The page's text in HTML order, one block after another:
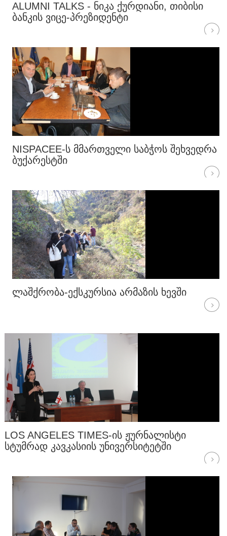
ALUMNI TALKS - ᲜᲘᲙᲐ ᲥᲣᲠᲓᲘᲐᲜᲘ, ᲗᲘᲑᲘᲡᲘ
ᲑᲐᲜᲙᲘᲡ ᲕᲘᲪᲔ-ᲞᲠᲔᲖᲘᲓᲔᲜᲢᲘ
NISPACEE-Ს ᲛᲛᲐᲠᲗᲕᲔᲚᲘ ᲡᲐᲑᲭᲝᲡ ᲨᲔᲮᲕᲔᲓᲠᲐ
ᲑᲣᲥᲐᲠᲔᲡᲢᲨᲘ
ᲚᲐᲨᲥᲠᲝᲑᲐ-ᲔᲥᲡᲙᲣᲠᲡᲘᲐ ᲐᲠᲛᲐᲖᲘᲡ ᲮᲔᲕᲨᲘ
LOS ANGELES TIMES-ᲘᲡ ᲟᲣᲠᲜᲐᲚᲘᲡᲢᲘ
ᲡᲢᲣᲛᲠᲐᲓ ᲙᲐᲕᲙᲐᲡᲘᲘᲡ ᲣᲜᲘᲕᲔᲠᲡᲘᲢᲔᲢᲨᲘ